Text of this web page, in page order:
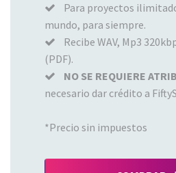
Para proyectos
mundo, para siempre.
Recibe WAV, Mp3
(PDF).
NO SE REQUIERE
necesario dar crédito a
*Precio sin impuestos